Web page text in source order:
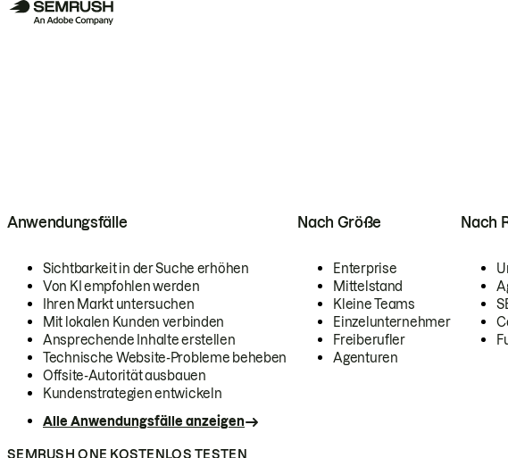
Anwendungsfälle
Sichtbarkeit in der Suche erhöhen
Von KI empfohlen werden
Ihren Markt untersuchen
Mit lokalen Kunden verbinden
Ansprechende Inhalte erstellen
Technische Website-Probleme beheben
Offsite-Autorität ausbauen
Kundenstrategien entwickeln
Alle Anwendungsfälle anzeigen
Nach Größe
Enterprise
Mittelstand
Kleine Teams
Einzelunternehmer
Freiberufler
Agenturen
Nach
SEMRUSH ONE KOSTENLOS TESTEN